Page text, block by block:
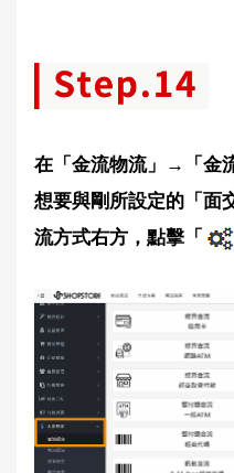
在「金流物流」→「金
想要與剛所設定的「面
流方式右方，點擊「